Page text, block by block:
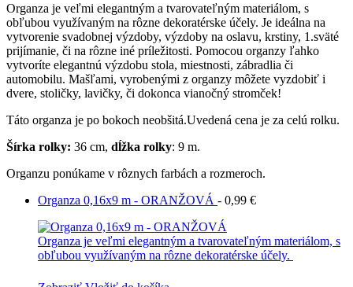
Organza je veľmi elegantným a tvarovateľným materiálom, s
obľubou využívaným na rôzne dekoratérske účely. Je ideálna na
vytvorenie svadobnej výzdoby, výzdoby na oslavu, krstiny, 1.sväté
prijímanie, či na rôzne iné príležitosti. Pomocou organzy ľahko
vytvoríte elegantnú výzdobu stola, miestnosti, zábradlia či
automobilu. Mašľami, vyrobenými z organzy môžete vyzdobiť i
dvere, stoličky, lavičky, či dokonca vianočný stromček!
Táto organza je po bokoch neobšitá.Uvedená cena je za celú rolku.
Šírka rolky: 36 cm, dĺžka rolky: 9 m.
Organzu ponúkame v rôznych farbách a rozmeroch.
Organza 0,16x9 m - ORANŽOVÁ - 0,99 €
Organza je veľmi elegantným a tvarovateľným materiálom, s
obľubou využívaným na rôzne dekoratérske účely.